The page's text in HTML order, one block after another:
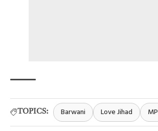
TOPICS: Barwani Love Jihad